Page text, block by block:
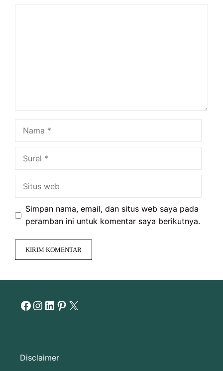
Simpan nama, email, dan situs web saya pada
peramban ini untuk komentar saya berikutnya.
Facebook
Instagram
LinkedIn
Pinterest
X
Disclaimer